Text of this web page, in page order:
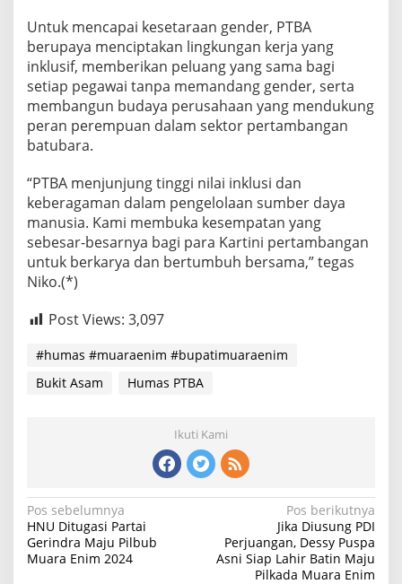
Untuk mencapai kesetaraan gender, PTBA
berupaya menciptakan lingkungan kerja yang
inklusif, memberikan peluang yang sama bagi
setiap pegawai tanpa memandang gender, serta
membangun budaya perusahaan yang mendukung
peran perempuan dalam sektor pertambangan
batubara.
“PTBA menjunjung tinggi nilai inklusi dan
keberagaman dalam pengelolaan sumber daya
manusia. Kami membuka kesempatan yang
sebesar-besarnya bagi para Kartini pertambangan
untuk berkarya dan bertumbuh bersama,” tegas
Niko.(*)
Post Views: 3,097
#humas #muaraenim #bupatimuaraenim
Bukit Asam
Humas PTBA
Ikuti Kami
Navigasi
pos
Pos sebelumnya
HNU Ditugasi Partai
Gerindra Maju Pilbub
Muara Enim 2024
Pos berikutnya
Jika Diusung PDI
Perjuangan, Dessy Puspa
Asni Siap Lahir Batin Maju
Pilkada Muara Enim